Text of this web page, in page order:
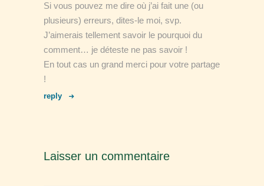
Si vous pouvez me dire où j’ai fait une (ou
plusieurs) erreurs, dites-le moi, svp.
J’aimerais tellement savoir le pourquoi du
comment… je déteste ne pas savoir !
En tout cas un grand merci pour votre partage
!
reply
Laisser un commentaire